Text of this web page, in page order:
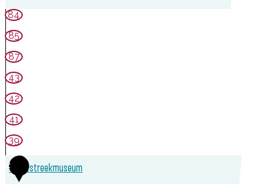
T
O
P
a
a
r
s
s
e
84
85
87
43
42
41
39
2Vechtstreekmuseum